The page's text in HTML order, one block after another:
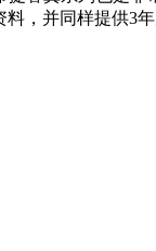
，并同样提供3